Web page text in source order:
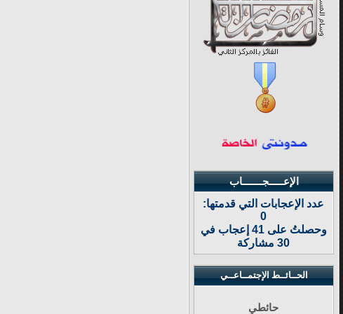
الإعـــــجـــــــاب
عدد الإعجابات التي قدمتها:
0
وحصلتُ على 41 إعجاب في
30 مشاركة
الحــائــط الإجتمــاعــي
حائطي